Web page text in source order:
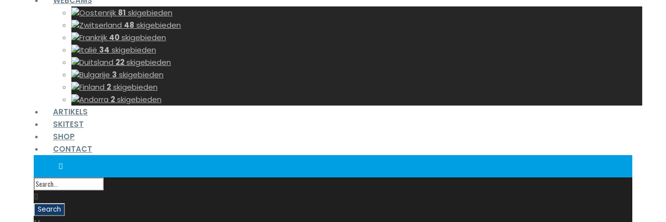
Oostenrijk 81 skigebieden
Zwitserland 48 skigebieden
Frankrijk 40skigebieden
Italië 34 skigebieden
Duitsland 22skigebieden
Bulgarije 3 skigebieden
Finland 2skigebieden
Andorra 2skigebieden
ARTIKELS
SKITEST
SHOP
CONTACT